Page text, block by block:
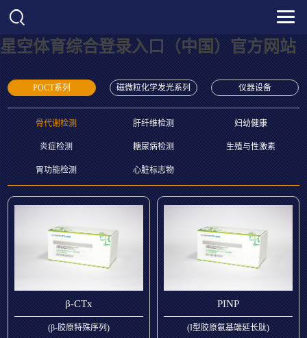
星空体育综合登录入口（中国）官方网站
POCT系列 磁微粒化学发光系列 仪器设备
骨代谢检测 肝纤维检测 妇幼健康
炎症检测 糖尿病检测 生殖与性激素
胃功能检测 心脏标志物
β-CTx
(β-胶原特殊序列)
PINP
(I型胶原氨基端延长肽)